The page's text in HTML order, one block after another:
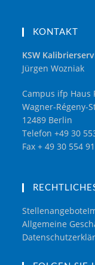
KONTAKT
KSW
Jürgen Wozniak
Campus ifp Haus
Wagner-Régeny-
12489 Berlin
Telefon +49 30
Fax + 49 30 554
Stellenangebote
Allgemeine